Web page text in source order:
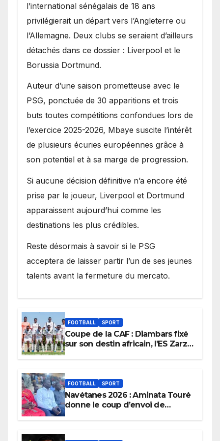
l’international sénégalais de 18 ans
privilégierait un départ vers l’Angleterre ou
l’Allemagne. Deux clubs se seraient d’ailleurs
détachés dans ce dossier : Liverpool et le
Borussia Dortmund.
Auteur d’une saison prometteuse avec le
PSG, ponctuée de 30 apparitions et trois
buts toutes compétitions confondues lors de
l’exercice 2025-2026, Mbaye suscite l’intérêt
de plusieurs écuries européennes grâce à
son potentiel et à sa marge de progression.
Si aucune décision définitive n’a encore été
prise par le joueur, Liverpool et Dortmund
apparaissent aujourd’hui comme les
destinations les plus crédibles.
Reste désormais à savoir si le PSG
acceptera de laisser partir l’un de ses jeunes
talents avant la fermeture du mercato.
FOOTBALL SPORT
Coupe de la CAF : Diambars fixé
sur son destin africain, l’ES Zarzis
FOOTBALL SPORT
Navétanes 2026 : Aminata Touré
donne le coup d’envoi de